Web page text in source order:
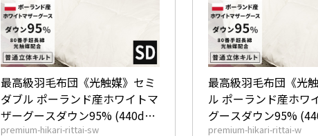
最高級羽毛布団《光触媒》セミ
ダブル ポーランド産ホワイトマ
ザーグースダウン95% (440dp
以上) 羽毛量1.5kg 【6つ星プレ
premium-hikari-rittai-sw
最高級羽毛布団《光
ル ポーランド産ホワ
グースダウン95%
羽毛量1.7kg 【6つ星
premium-hikari-rittai-w